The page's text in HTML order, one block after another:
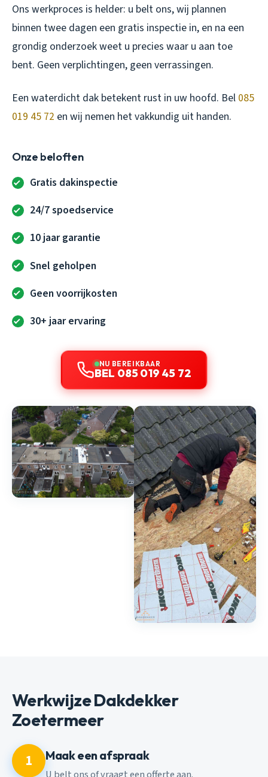
Ons werkproces is helder: u belt ons, wij plannen
binnen twee dagen een gratis inspectie in, en na een
grondig onderzoek weet u precies waar u aan toe
bent. Geen verplichtingen, geen verrassingen.
Een waterdicht dak betekent rust in uw hoofd. Bel 085
019 45 72 en wij nemen het vakkundig uit handen.
Onze beloften
Gratis dakinspectie
24/7 spoedservice
10 jaar garantie
Snel geholpen
Geen voorrijkosten
30+ jaar ervaring
NU BEREIKBAAR
BEL 085 019 45 72
Werkwijze Dakdekker
Zoetermeer
1 Maak een afspraak